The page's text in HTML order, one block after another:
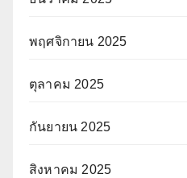
พฤศจิกายน 2025
ตุลาคม 2025
กันยายน 2025
สิงหาคม 2025